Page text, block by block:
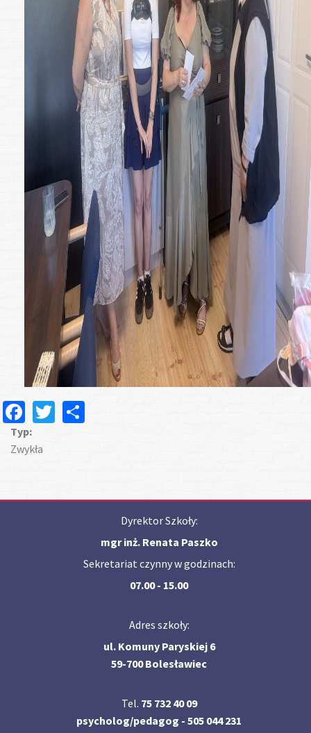
Facebook
Twitter
Typ:
Zwykła
Dyrektor Szkoły:
mgr inż. Renata Paszko
Sekretariat czynny w godzinach:
07.00 - 15.00
Adres szkoły:
ul. Komuny Paryskiej 6
59-700 Bolesławiec
Tel. 75 732 40 09
psycholog/pedagog - 505 044 231